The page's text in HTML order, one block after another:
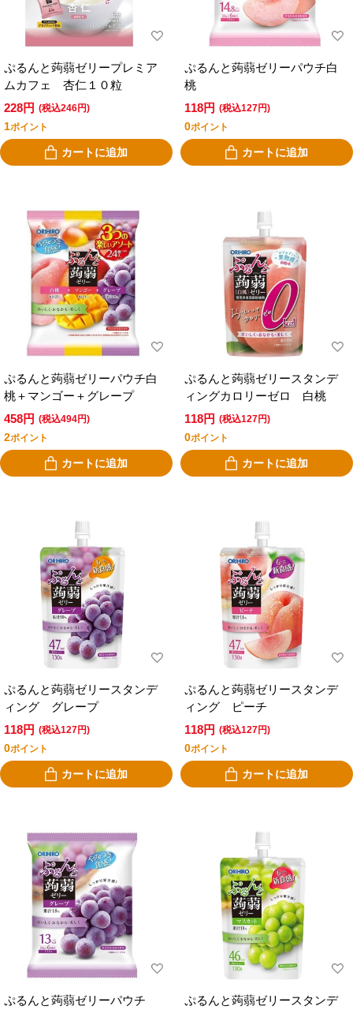
ぷるんと蒟蒻ゼリープレミア
ムカフェ 杏仁１０粒
228円 (税込246円)
1ポイント
カートに追加
ぷるんと蒟蒻ゼリーパウチ白
桃
118円 (税込127円)
0ポイント
カートに追加
ぷるんと蒟蒻ゼリーパウチ白
桃＋マンゴー＋グレープ
458円 (税込494円)
2ポイント
カートに追加
ぷるんと蒟蒻ゼリースタンデ
ィングカロリーゼロ 白桃
118円 (税込127円)
0ポイント
カートに追加
ぷるんと蒟蒻ゼリースタンデ
ィング グレープ
118円 (税込127円)
0ポイント
カートに追加
ぷるんと蒟蒻ゼリースタンデ
ィング ピーチ
118円 (税込127円)
0ポイント
カートに追加
ぷるんと蒟蒻ゼリーパウチ
ぷるんと蒟蒻ゼリースタンデ